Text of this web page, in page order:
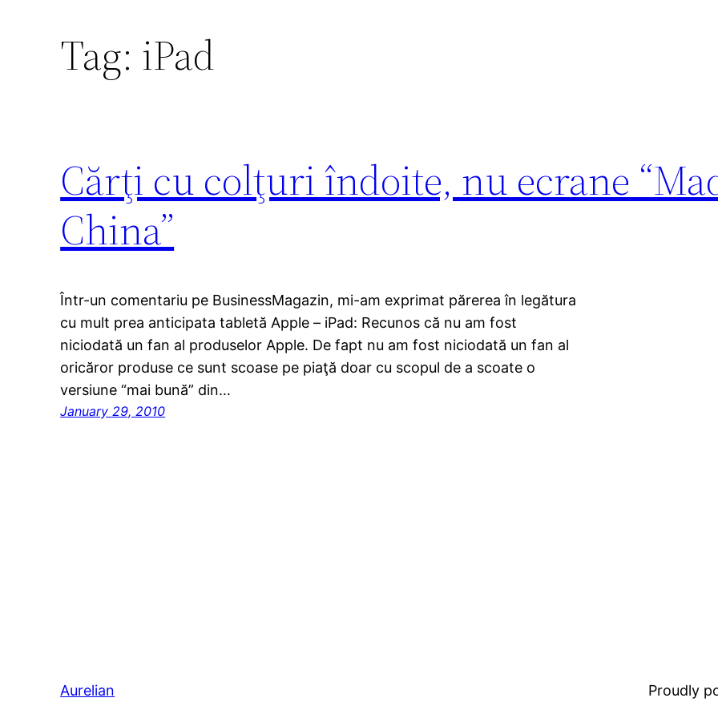
Tag: iPad
Cărţi cu colţuri îndoite, nu ecrane
China”
Într-un comentariu pe BusinessMagazin, mi-am exprimat părerea în legătura
cu mult prea anticipata tabletă Apple – iPad: Recunos că nu am fost
niciodată un fan al produselor Apple. De fapt nu am fost niciodată un fan al
oricăror produse ce sunt scoase pe piaţă doar cu scopul de a scoate o
versiune “mai bună” din…
January 29, 2010
Aurelian Proudly